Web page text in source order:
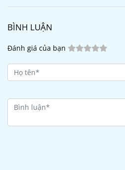
BÌNH LUẬN
Đánh giá của bạn